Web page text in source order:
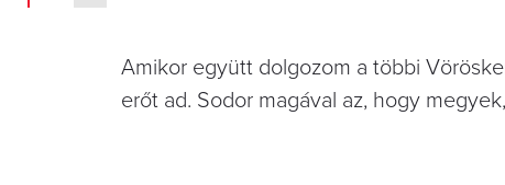
Amikor együtt dolgozom a többi
erőt ad. Sodor magával az, hogy